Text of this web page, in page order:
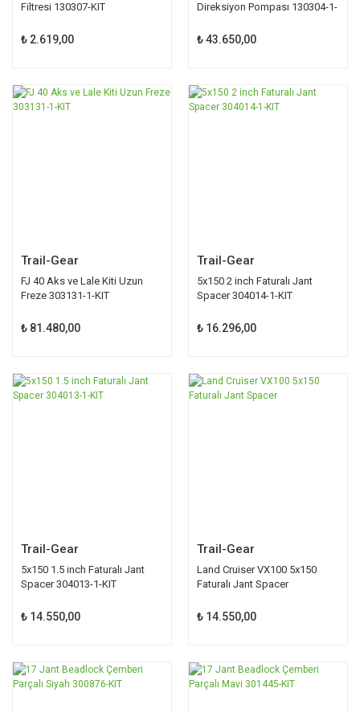
Filtresi 130307-KIT
₺ 2.619,00
Direksiyon Pompası 130304-1-
₺ 43.650,00
Trail-Gear
FJ 40 Aks ve Lale Kiti Uzun
Freze 303131-1-KIT
₺ 81.480,00
Trail-Gear
5x150 2 inch Faturalı Jant
Spacer 304014-1-KIT
₺ 16.296,00
Trail-Gear
5x150 1.5 inch Faturalı Jant
Spacer 304013-1-KIT
₺ 14.550,00
Trail-Gear
Land Cruiser VX100 5x150
Faturalı Jant Spacer
₺ 14.550,00